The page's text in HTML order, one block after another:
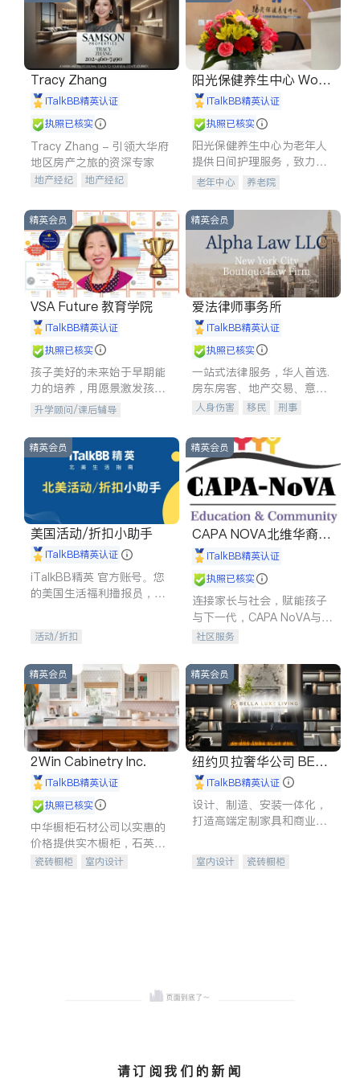
Tracy Zhang
iTalkBB精英认证
执照已核实
Tracy Zhang - 引领大华府
地区房产之旅的资深专家
地产经纪
地产经纪
商铺租售
开发商建商
阳光保健养生中心 World
shine
iTalkBB精英认证
执照已核实
阳光保健养生中心为老年人
提供日间护理服务，致力于
通过持续的护理创新来有效
老年中心 养老院
精英会员
VSA Future 教育学院
iTalkBB精英认证
执照已核实
孩子美好的未来始于早期能
力的培养，用愿景激发孩子
的学习潜力和动力。理念：
拥有成长型心态是成功的基
石。
升学顾问/课后辅导
精英会员
爱法律师事务所
iTalkBB精英认证
执照已核实
一站式法律服务，华人首选.
房东房客、地产交易、意外
伤害、车祸重伤、商业诉
建筑合同、刑事案件全包办
人身伤害 移民
刑事
信托/遗嘱
商业
索赔
律师-其它 保释
精英会员
美国活动/折扣小助手
iTalkBB精英认证
iTalkBB精英 官方账号。您
的美国生活福利播报员，精
专属福利。
活动/折扣
精英会员
CAPA NOVA北维华裔家
长会iTalkBB精英认证
执照已核实
连接家长与社会，赋能孩子
与下一代，CAPA NoVA与您
携手建设包容、公平、充满
社区服务
精英会员
2Win Cabinetry Inc.
iTalkBB精英认证
执照已核实
中华橱柜石材公司以实惠的
价格提供实木橱柜，石英石
台面，多种优质不锈钢水
瓷砖橱柜
室内设计
精英会员
纽约贝拉奢华公司 BELL
A LUXE
iTalkBB精英认证
设计、制造、安装一体化，
打造高端定制家具和商业空
室内设计
瓷砖橱柜
请订阅我们的新闻